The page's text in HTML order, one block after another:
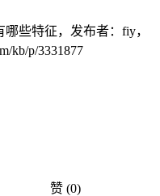
些特征，发布者：fiy，
kb/p/3331877
赞 (0)